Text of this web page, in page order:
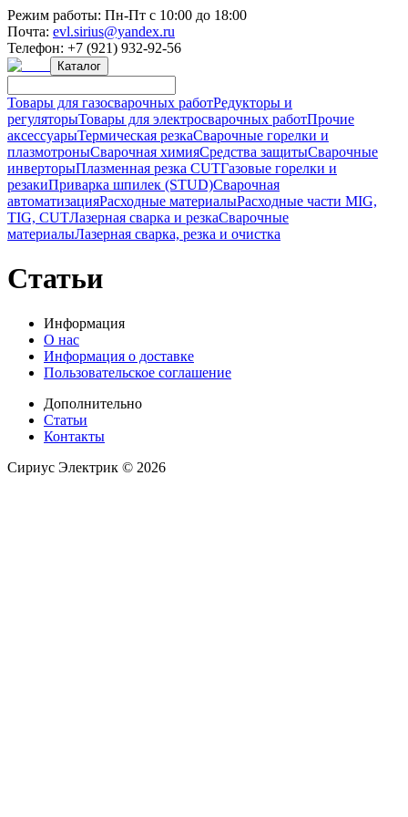
Режим работы: Пн-Пт с 10:00 до 18:00
Почта: evl.sirius@yandex.ru
Телефон: +7 (921) 932-92-56
Каталог
Товары для газосварочных работРедукторы и
регуляторыТовары для электросварочных работПрочие
аксессуарыТермическая резкаСварочные горелки и
плазмотроныСварочная химияСредства защитыСварочные
инверторыПлазменная резка CUTГазовые горелки и
резакиПриварка шпилек (STUD)Сварочная
автоматизацияРасходные материалыРасходные части MIG,
TIG, CUTЛазерная сварка и резкаСварочные
материалыЛазерная сварка, резка и очистка
Статьи
Информация
О нас
Информация о доставке
Пользовательское соглашение
Дополнительно
Статьи
Контакты
Сириус Электрик © 2026